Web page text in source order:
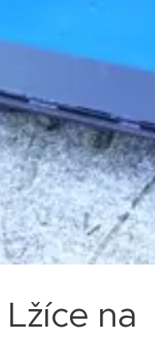
Lžíce na